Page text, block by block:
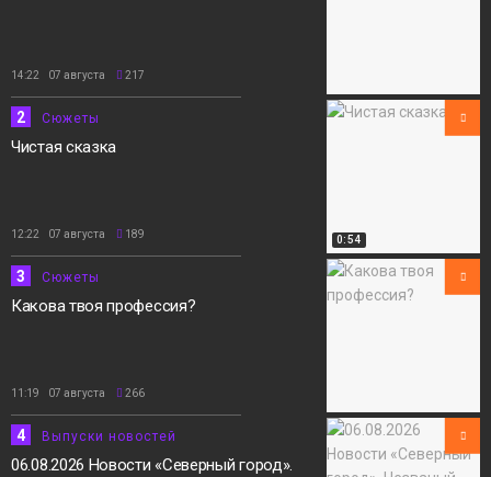
14:22 07 августа 217
0:54
2 Сюжеты
Чистая сказка
12:22 07 августа 189
3 Сюжеты
Какова твоя профессия?
11:19 07 августа 266
4 Выпуски новостей
06.08.2026 Новости «Северный город».